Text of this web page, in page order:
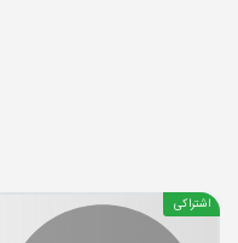
اشتراکی